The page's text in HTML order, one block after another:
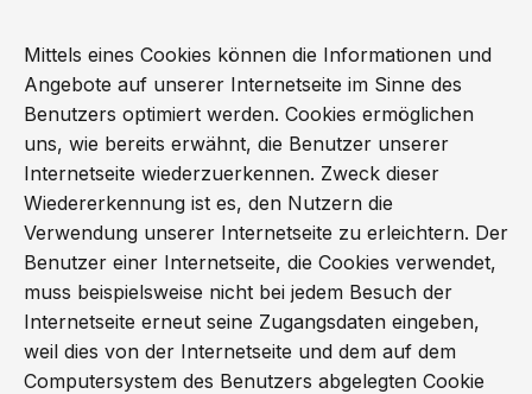
Mittels eines Cookies können die Informationen und
Angebote auf unserer Internetseite im Sinne des
Benutzers optimiert werden. Cookies ermöglichen
uns, wie bereits erwähnt, die Benutzer unserer
Internetseite wiederzuerkennen. Zweck dieser
Wiedererkennung ist es, den Nutzern die
Verwendung unserer Internetseite zu erleichtern. Der
Benutzer einer Internetseite, die Cookies verwendet,
muss beispielsweise nicht bei jedem Besuch der
Internetseite erneut seine Zugangsdaten eingeben,
weil dies von der Internetseite und dem auf dem
Computersystem des Benutzers abgelegten Cookie